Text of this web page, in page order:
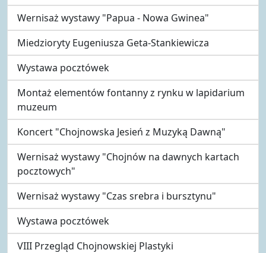
Wernisaż wystawy "Papua - Nowa Gwinea"
Miedzioryty Eugeniusza Geta-Stankiewicza
Wystawa pocztówek
Montaż elementów fontanny z rynku w lapidarium
muzeum
Koncert "Chojnowska Jesień z Muzyką Dawną"
Wernisaż wystawy "Chojnów na dawnych kartach
pocztowych"
Wernisaż wystawy "Czas srebra i bursztynu"
Wystawa pocztówek
VIII Przegląd Chojnowskiej Plastyki